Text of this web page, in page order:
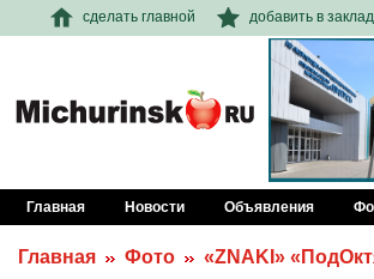
сделать главной добавить в
Главная Новости Объявления
Главная Фото «ZNAKI»